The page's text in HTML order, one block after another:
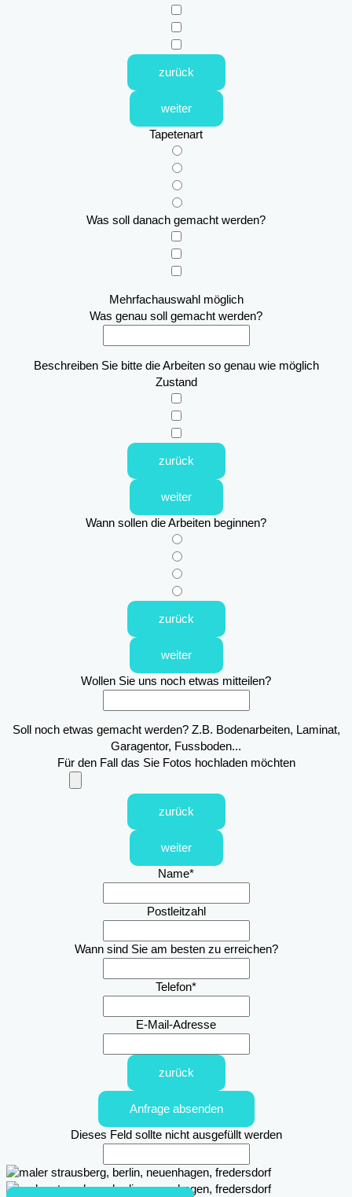
zurück
weiter
Tapetenart
Was soll danach gemacht werden?
Mehrfachauswahl möglich
Was genau soll gemacht werden?
Beschreiben Sie bitte die Arbeiten so genau wie möglich
Zustand
zurück
weiter
Wann sollen die Arbeiten beginnen?
zurück
weiter
Wollen Sie uns noch etwas mitteilen?
Soll noch etwas gemacht werden? Z.B. Bodenarbeiten, Laminat,
Garagentor, Fussboden...
Für den Fall das Sie Fotos hochladen möchten
zurück
weiter
Name*
Postleitzahl
Wann sind Sie am besten zu erreichen?
Telefon*
E-Mail-Adresse
zurück
Anfrage absenden
Dieses Feld sollte nicht ausgefüllt werden